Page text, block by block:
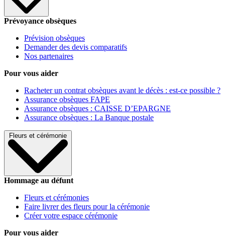
Prévoyance obsèques
Prévision obsèques
Demander des devis comparatifs
Nos partenaires
Pour vous aider
Racheter un contrat obsèques avant le décès : est-ce possible ?
Assurance obsèques FAPE
Assurance obsèques : CAISSE D’EPARGNE
Assurance obsèques : La Banque postale
Fleurs et cérémonie
Hommage au défunt
Fleurs et cérémonies
Faire livrer des fleurs pour la cérémonie
Créer votre espace cérémonie
Pour vous aider